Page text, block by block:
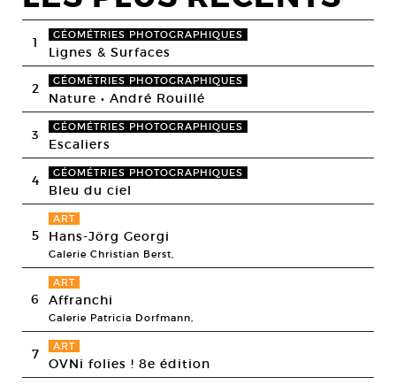
1 GÉOMÉTRIES PHOTOGRAPHIQUES
Lignes & Surfaces
2 GÉOMÉTRIES PHOTOGRAPHIQUES
Nature • André Rouillé
3 GÉOMÉTRIES PHOTOGRAPHIQUES
Escaliers
4 GÉOMÉTRIES PHOTOGRAPHIQUES
Bleu du ciel
5
ART
Hans-Jörg Georgi
Galerie Christian Berst,
6
ART
Affranchi
Galerie Patricia Dorfmann,
7 ART
OVNi folies ! 8e édition